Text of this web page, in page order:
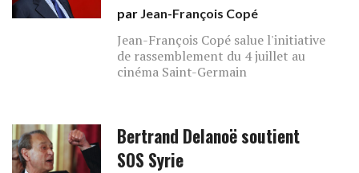
par Jean-François Copé
Jean-François Copé salue l'initiative
de rassemblement du 4 juillet au
cinéma Saint-Germain
Bertrand Delanoë soutient
SOS Syrie